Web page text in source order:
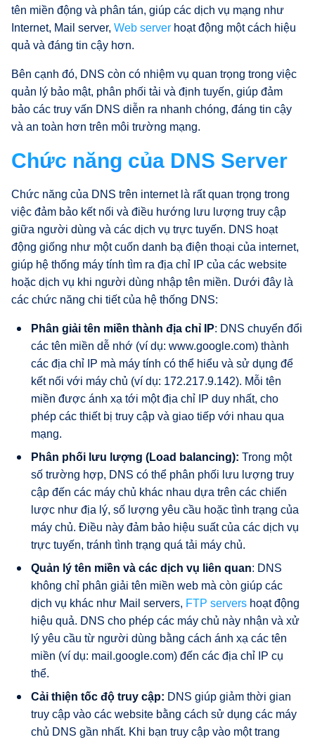
tên miền động và phân tán, giúp các dịch vụ mạng như
Internet, Mail server, Web server hoạt động một cách hiệu
quả và đáng tin cậy hơn.
Bên cạnh đó, DNS còn có nhiệm vụ quan trọng trong việc
quản lý bảo mật, phân phối tải và định tuyến, giúp đảm
bảo các truy vấn DNS diễn ra nhanh chóng, đáng tin cậy
và an toàn hơn trên môi trường mạng.
Chức năng của DNS Server
Chức năng của DNS trên internet là rất quan trọng trong
việc đảm bảo kết nối và điều hướng lưu lượng truy cập
giữa người dùng và các dịch vụ trực tuyến. DNS hoạt
động giống như một cuốn danh bạ điện thoại của internet,
giúp hệ thống máy tính tìm ra địa chỉ IP của các website
hoặc dịch vụ khi người dùng nhập tên miền. Dưới đây là
các chức năng chi tiết của hệ thống DNS:
Phân giải tên miền thành địa chỉ IP: DNS chuyển đổi
các tên miền dễ nhớ (ví dụ: www.google.com) thành
các địa chỉ IP mà máy tính có thể hiểu và sử dụng để
kết nối với máy chủ (ví dụ: 172.217.9.142). Mỗi tên
miền được ánh xạ tới một địa chỉ IP duy nhất, cho
phép các thiết bị truy cập và giao tiếp với nhau qua
mạng.
Phân phối lưu lượng (Load balancing): Trong một
số trường hợp, DNS có thể phân phối lưu lượng truy
cập đến các máy chủ khác nhau dựa trên các chiến
lược như địa lý, số lượng yêu cầu hoặc tình trạng của
máy chủ. Điều này đảm bảo hiệu suất của các dịch vụ
trực tuyến, tránh tình trạng quá tải máy chủ.
Quản lý tên miền và các dịch vụ liên quan: DNS
không chỉ phân giải tên miền web mà còn giúp các
dịch vụ khác như Mail servers, FTP servers hoạt động
hiệu quả. DNS cho phép các máy chủ này nhận và xử
lý yêu cầu từ người dùng bằng cách ánh xạ các tên
miền (ví dụ: mail.google.com) đến các địa chỉ IP cụ
thể.
Cải thiện tốc độ truy cập: DNS giúp giảm thời gian
truy cập vào các website bằng cách sử dụng các máy
chủ DNS gần nhất. Khi bạn truy cập vào một trang